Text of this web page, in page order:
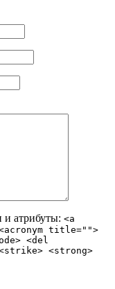
и атрибуты: <a
title="">
<del
<strong>